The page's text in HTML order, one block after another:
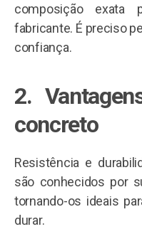
composição
fabricante. É preciso
confiança.
2.
concreto
Resistência e
são conhecidos por
tornando-os ideais
durar.